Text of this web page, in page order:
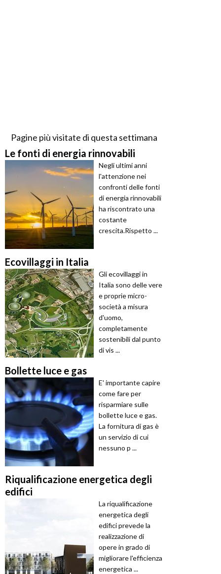
Pagine più visitate di questa settimana
Le fonti di energia rinnovabili
Negli ultimi anni
l'attenzione nei
confronti delle fonti
di energia rinnovabili
ha riscontrato una
costante
crescita.Rispetto ...
Ecovillaggi in Italia
Gli ecovillaggi in
Italia sono delle vere
e proprie micro-
società a misura
d'uomo,
completamente
sostenibili dal punto
di vis ...
Bollette luce e gas
E' importante capire
come fare per
risparmiare sulle
bollette luce e gas.
La fornitura di gas è
un servizio di cui
nessuno p ...
Riqualificazione energetica degli
edifici
La riqualificazione
energetica degli
edifici prevede la
realizzazione di
opere in grado di
migliorare l'efficienza
energetica ...